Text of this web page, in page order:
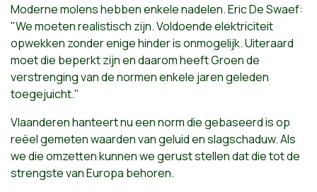
Moderne molens hebben enkele nadelen. Eric De Swaef:
"We moeten realistisch zijn. Voldoende elektriciteit
opwekken zonder enige hinder is onmogelijk. Uiteraard
moet die beperkt zijn en daarom heeft Groen de
verstrenging van de normen enkele jaren geleden
toegejuicht."
Vlaanderen hanteert nu een norm die gebaseerd is op
reëel gemeten waarden van geluid en slagschaduw. Als
we die omzetten kunnen we gerust stellen dat die tot de
strengste van Europa behoren.